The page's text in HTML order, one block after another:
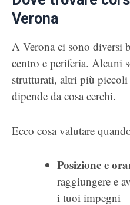
Verona
A Verona ci sono diversi
centro e periferia. Alcuni
strutturati, altri più
dipende da cosa cerchi.
Ecco cosa valutare
Posizione e
raggiungere e
i tuoi impegni